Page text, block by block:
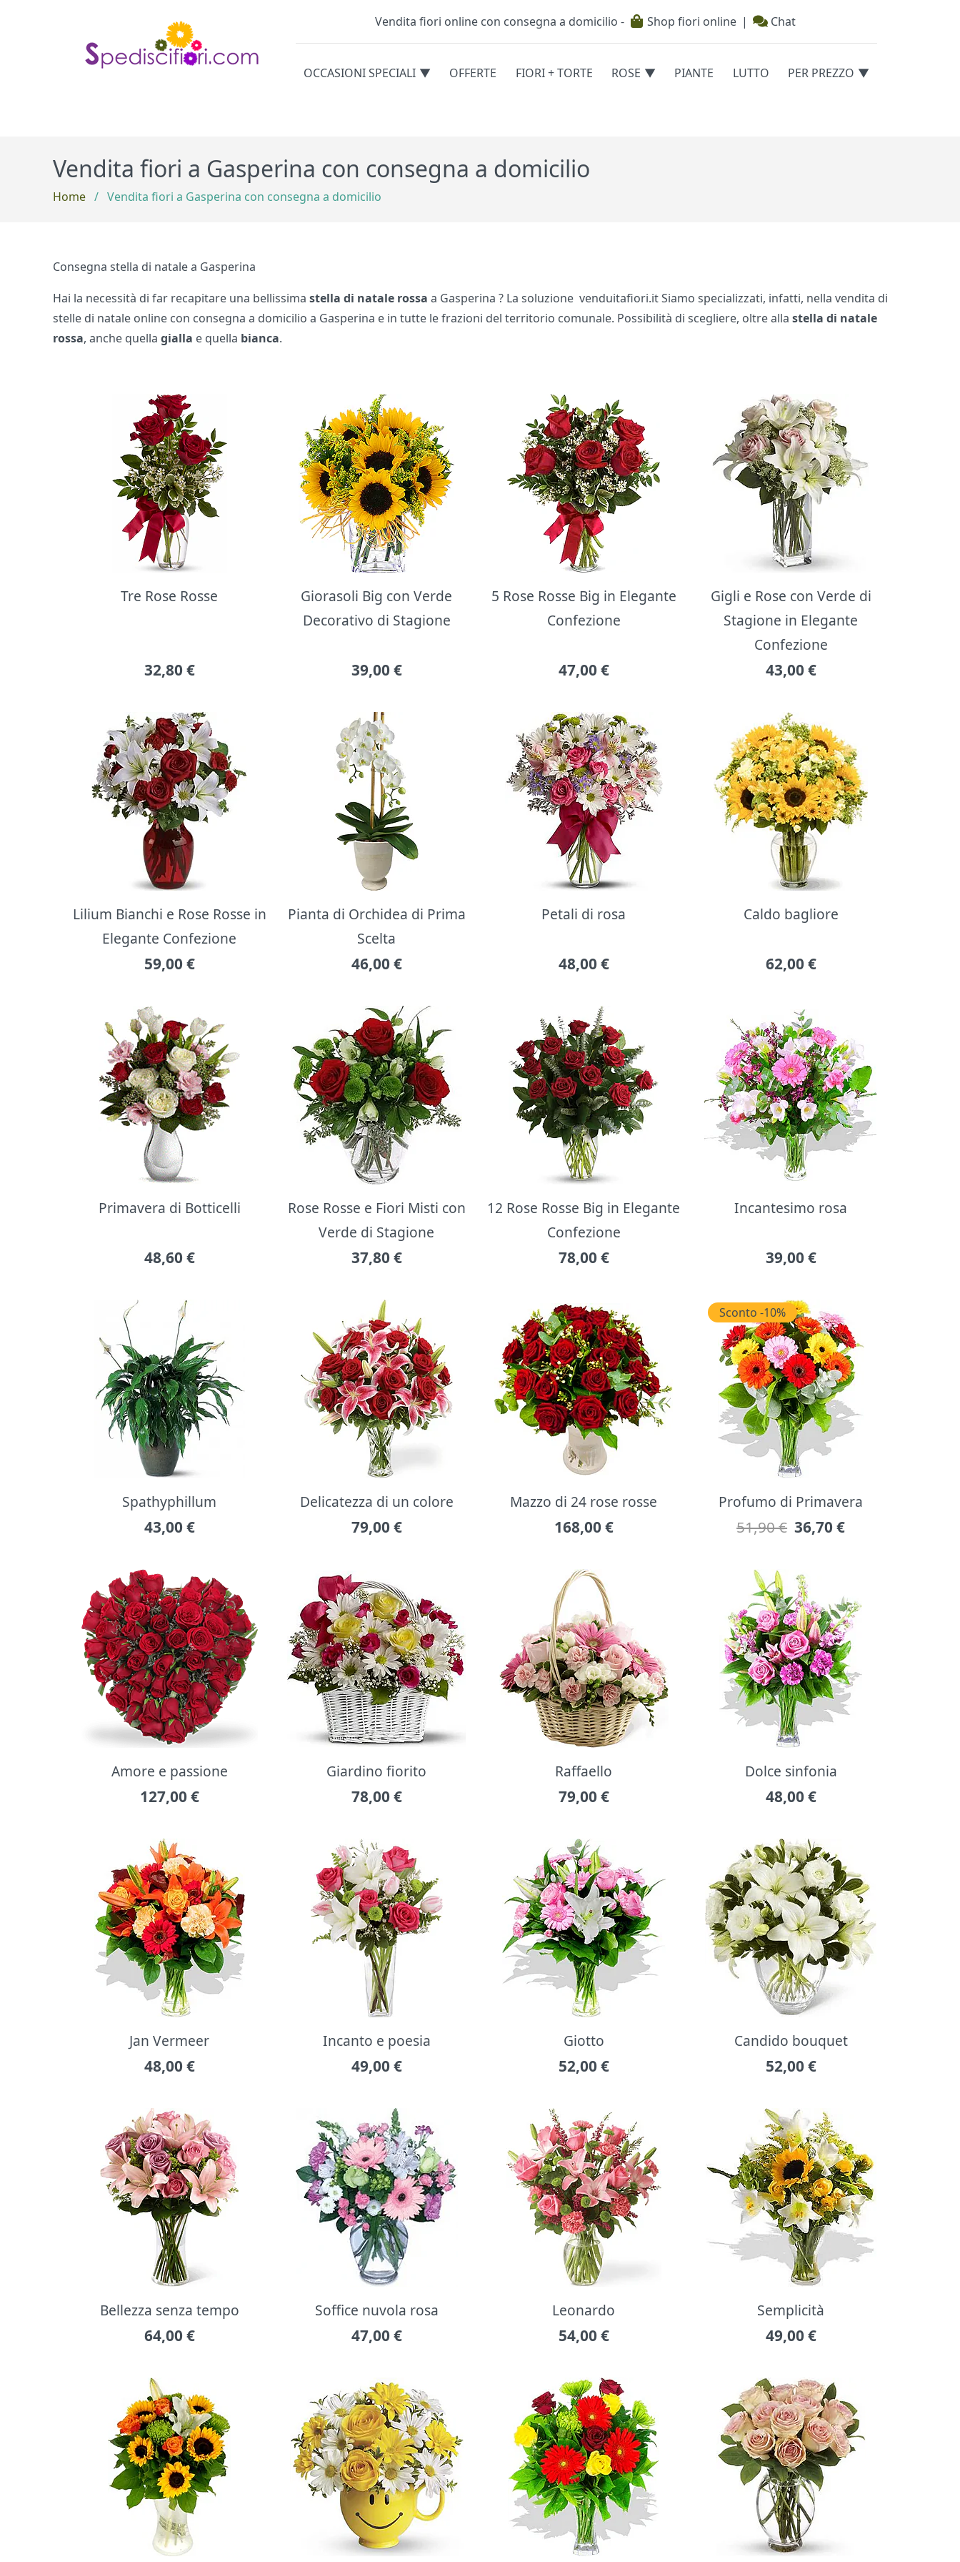
Testata
Vendita fiori online con consegna a domicilio - Shop fiori online | Chat
Categorie
OCCASIONI SPECIALI OFFERTE FIORI + TORTE ROSE PIANTE LUTTO PER PREZZO
Vendita fiori a Gasperina con consegna a domicilio
Home / Vendita fiori a Gasperina con consegna a domicilio
Consegna stella di natale a Gasperina
Hai la necessità di far recapitare una bellissimastella di natale rossa a Gasperina ? La soluzione venduitafiori.it Siamo specializzati, infatti, nella vendita di
stelle di natale online con consegna a domicilio a Gasperina e in tutte le frazioni del territorio comunale. Possibilità di scegliere, oltre allastella di natale
rossa, anche quellagialla e quella bianca.
Bouquet di fiori
Tre Rose Rosse
32,80 €
Giorasoli Big con Verde
Decorativo di Stagione
39,00 €
5 Rose Rosse Big in Elegante
Confezione
47,00 €
Gigli e Rose con Verde di
Stagione in Elegante
Confezione
43,00 €
Lilium Bianchi e Rose Rosse in
Elegante Confezione
59,00 €
Pianta di Orchidea di Prima
Scelta
46,00 €
Petali di rosa
48,00 €
Caldo bagliore
62,00 €
Primavera di Botticelli
48,60 €
Rose Rosse e Fiori Misti con
Verde di Stagione
37,80 €
12 Rose Rosse Big in Elegante
Confezione
78,00 €
Incantesimo rosa
39,00 €
Spathyphillum
43,00 €
Delicatezza di un colore
79,00 €
Mazzo di 24 rose rosse
168,00 €
Profumo di Primavera
51,90 € 36,70 €
Sconto -10%
Amore e passione
127,00 €
Giardino fiorito
78,00 €
Raffaello
79,00 €
Dolce sinfonia
48,00 €
Jan Vermeer
48,00 €
Incanto e poesia
49,00 €
Giotto
52,00 €
Candido bouquet
52,00 €
Bellezza senza tempo
64,00 €
Soffice nuvola rosa
47,00 €
Leonardo
54,00 €
Semplicità
49,00 €